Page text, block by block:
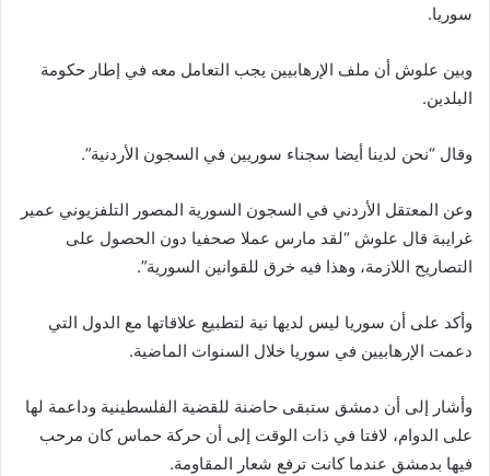
سوريا.
وبين علوش أن ملف الإرهابيين يجب التعامل معه في إطار حكومة
البلدين.
وقال “نحن لدينا أيضا سجناء سوريين في السجون الأردنية”.
وعن المعتقل الأردني في السجون السورية المصور التلفزيوني عمير
غرايبة قال علوش “لقد مارس عملا صحفيا دون الحصول على
التصاريح اللازمة، وهذا فيه خرق للقوانين السورية”.
وأكد على أن سوريا ليس لديها نية لتطبيع علاقاتها مع الدول التي
دعمت الإرهابيين في سوريا خلال السنوات الماضية.
وأشار إلى أن دمشق ستبقى حاضنة للقضية الفلسطينية وداعمة لها
على الدوام، لافتا في ذات الوقت إلى أن حركة حماس كان مرحب
فيها بدمشق عندما كانت ترفع شعار المقاومة.